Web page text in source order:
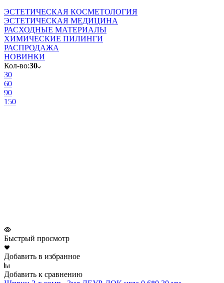
ЭСТЕТИЧЕСКАЯ КОСМЕТОЛОГИЯ
ЭСТЕТИЧЕСКАЯ МЕДИЦИНА
РАСХОДНЫЕ МАТЕРИАЛЫ
ХИМИЧЕСКИЕ ПИЛИНГИ
РАСПРОДАЖА
НОВИНКИ
Кол-во:30
30
60
90
150
Быстрый просмотр
Добавить в избранное
Добавить к сравнению